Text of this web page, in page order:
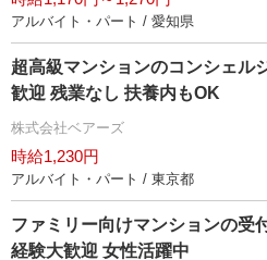
アルバイト・パート / 愛知県
超高級マンションのコンシェル
歓迎 残業なし 扶養内もOK
株式会社ベアーズ
時給1,230円
アルバイト・パート / 東京都
ファミリー向けマンションの受
経験大歓迎 女性活躍中